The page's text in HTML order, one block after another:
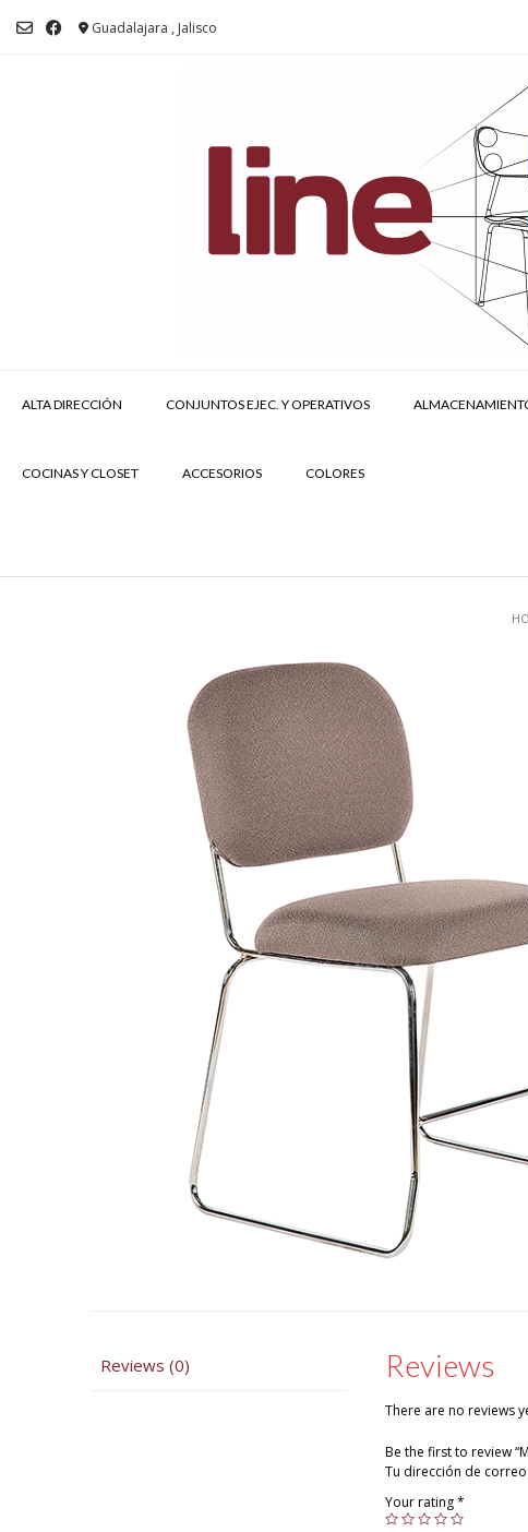
Guadalajara , Jalisco
ALTA DIRECCIÓN CONJUNTOS EJEC. Y OPERATIVOS
COCINAS Y CLOSET ACCESORIOS COLORES
Reviews (0) Reviews
There are no reviews
Be the first to review
Tu dirección de
Your rating*